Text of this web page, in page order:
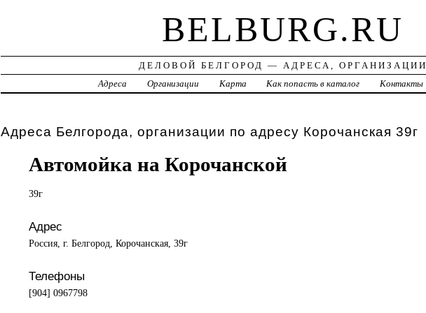
BELBURG.RU
ДЕЛОВОЙ БЕЛГОРОД — АДРЕСА, ОРГАНИЗАЦИИ
Адреса
Организации Карта Как попасть в каталог Контакты
Адреса Белгорода, организации по адресу Корочанская 39г
Автомойка на Корочанской
39г
Адрес
Россия, г. Белгород, Корочанская, 39г
Телефоны
[904] 0967798